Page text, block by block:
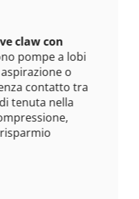
claw con
pompe a lobi
o
contatto tra
tenuta nella